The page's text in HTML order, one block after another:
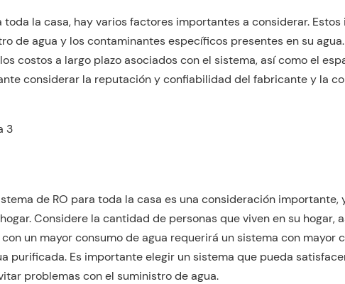
la casa, hay varios factores importantes a considerar.
de agua y los contaminantes específicos presentes en su
costos a largo plazo asociados con el sistema, así como el
considerar la reputación y confiabilidad del fabricante y la
de RO para toda la casa es una consideración
Considere la cantidad de personas que viven en su hogar,
un mayor consumo de agua requerirá un sistema con mayor
purificada. Es importante elegir un sistema que pueda
problemas con el suministro de agua.